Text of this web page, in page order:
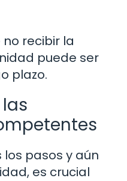
recibir la
puede ser
plazo.
los pasos y aún
es crucial